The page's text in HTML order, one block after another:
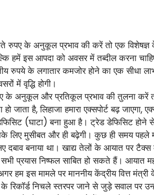
रुपए के अनुकूल प्रभाव की करें तो एक
हमें इस आपदा को अवसर में तब्दील करना
रुपये के लगातार कमजोर होने का एक सीधा
में वृद्धि होगी।
के अनुकूल और प्रतिकूल प्रभाव की तुलना करें
जाता है, लिहाजा हमारा एक्सपोर्ट बढ़
डेफिसिट (घाटा) बना हुआ है। ट्रेड डेफिसिट
लिए मुसीबत और ही बढ़ेगी। कुछ ही समय
दबाव बनाया था। खाद्य तेलों के आयात पर
प्रयास निष्फल साबित हो सकते हैं। आयात
हम इस मामले पर माननीय केंद्रीय वित्त
निचले स्तरपर जाने से जुड़े सवाल पर